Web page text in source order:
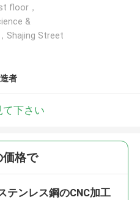
floor，
&
Shajing Street
者
て下さい
格で
テンレス鋼のCNC加工